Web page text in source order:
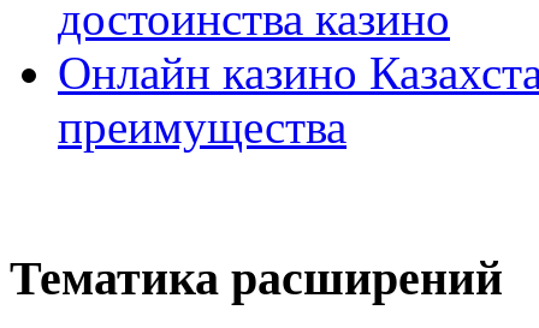
достоинства казино
Онлайн казино
преимущества
Тематика расширений